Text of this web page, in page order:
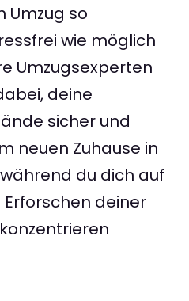
Umzug so
wie möglich
Umzugsexperten
deine
sicher und
neuen Zuhause in
du dich auf
deiner